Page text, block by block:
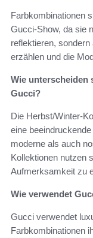
Farbkombinationen
Gucci-Show, da sie
reflektieren,
erzählen und die
Wie unterscheiden
Gucci?
Die Herbst/Winter-
eine
moderne als auch
Kollektionen nutzen
Aufmerksamkeit zu
Wie verwendet
Gucci verwendet
Farbkombinationen